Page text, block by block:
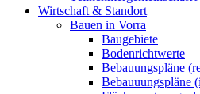
Wirtschaft & Standort
Bauen in Vorra
Baugebiete
Bodenrichtwerte
Bebauungspläne
Bebauuungspläne